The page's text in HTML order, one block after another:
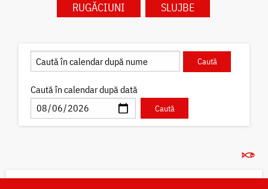
RUGĂCIUNI
SLUJBE
Caută în calendar după dată